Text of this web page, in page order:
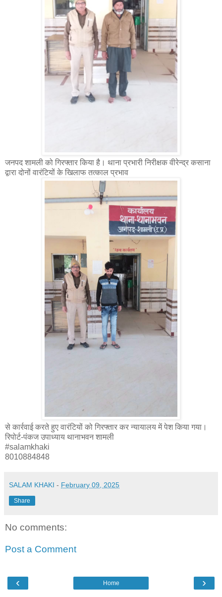
जनपद शामली को गिरफ्तार किया है। थाना प्रभारी निरीक्षक वीरेन्द्र कसाना
द्वारा दोनों वारंटियों के खिलाफ तत्काल प्रभाव
से कार्रवाई करते हुए वारंटियों को गिरफ्तार कर न्यायालय में पेश किया गया।
रिपोर्ट-पंकज उपाध्याय थानाभवन शामली
#salamkhaki
8010884848
SALAM KHAKI - February 09, 2025
Share
No comments:
Post a Comment
‹ ›
Home